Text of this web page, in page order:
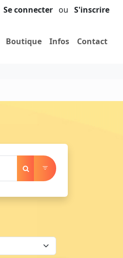
Se connecter ou S'inscrire
Boutique Infos Contact